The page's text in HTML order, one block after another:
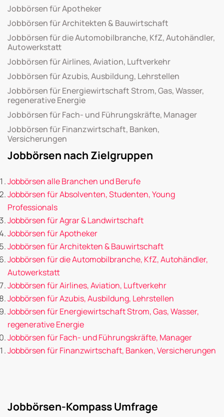
Jobbörsen für Apotheker
Jobbörsen für Architekten & Bauwirtschaft
Jobbörsen für die Automobilbranche, KfZ, Autohändler,
Autowerkstatt
Jobbörsen für Airlines, Aviation, Luftverkehr
Jobbörsen für Azubis, Ausbildung, Lehrstellen
Jobbörsen für Energiewirtschaft Strom, Gas, Wasser,
regenerative Energie
Jobbörsen für Fach- und Führungskräfte, Manager
Jobbörsen für Finanzwirtschaft, Banken,
Versicherungen
Jobbörsen nach Zielgruppen
Jobbörsen alle Branchen und Berufe
Jobbörsen für Absolventen, Studenten, Young
Professionals
Jobbörsen für Agrar & Landwirtschaft
Jobbörsen für Apotheker
Jobbörsen für Architekten & Bauwirtschaft
Jobbörsen für die Automobilbranche, KfZ, Autohändler,
Autowerkstatt
Jobbörsen für Airlines, Aviation, Luftverkehr
Jobbörsen für Azubis, Ausbildung, Lehrstellen
Jobbörsen für Energiewirtschaft Strom, Gas, Wasser,
regenerative Energie
Jobbörsen für Fach- und Führungskräfte, Manager
Jobbörsen für Finanzwirtschaft, Banken, Versicherungen
Jobbörsen-Kompass Umfrage